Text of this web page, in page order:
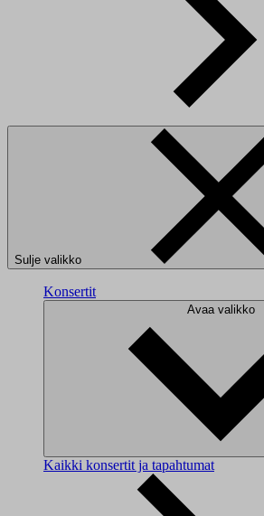
Sulje valikko
Konsertit
Avaa valikko
Kaikki konsertit ja tapahtumat